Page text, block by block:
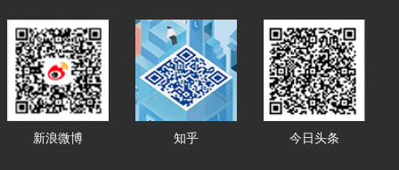
新浪微博 知乎 今日头条